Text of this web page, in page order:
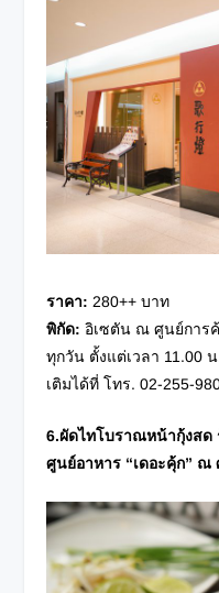
ราคา: 280++ บาท
พิกัด: อิเซตัน ณ ศูนย์การ
ทุกวัน ตั้งแต่เวลา 11.00
เติมได้ที่ โทร. 02-255-
6.ผัดไทโบราณหน้ากุ้งส
ศูนย์อาหาร “เดอะคุ้ก”